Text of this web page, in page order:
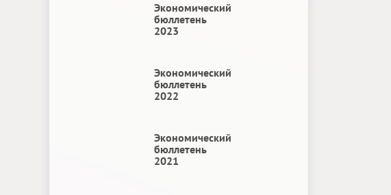
Экономический
бюллетень
2023
Экономический
бюллетень
2022
Экономический
бюллетень
2021